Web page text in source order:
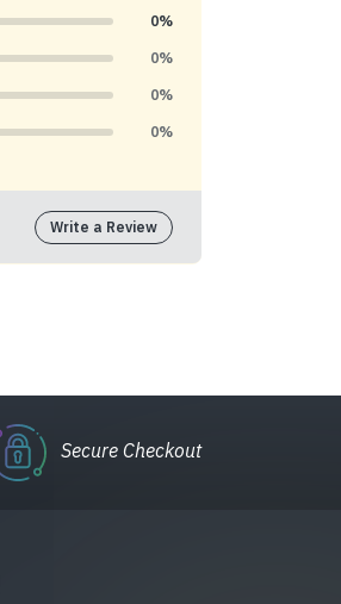
0%
0%
0%
0%
Write a Review
Secure Checkout